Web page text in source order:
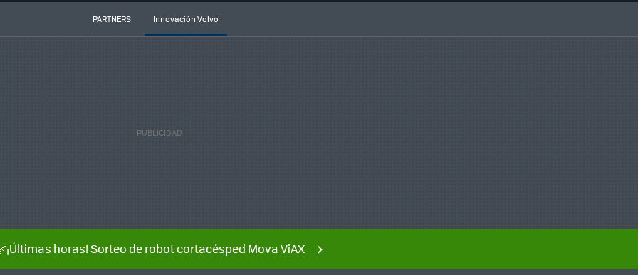
PARTNERS Innovación Volvo
horas! Sorteo de robot cortacésped Mova ViAX